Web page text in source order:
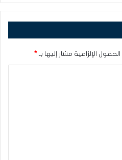
الحقول الإلزامية مشار إليها بـ *